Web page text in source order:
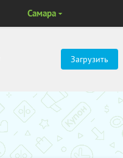
Загрузить
Самара